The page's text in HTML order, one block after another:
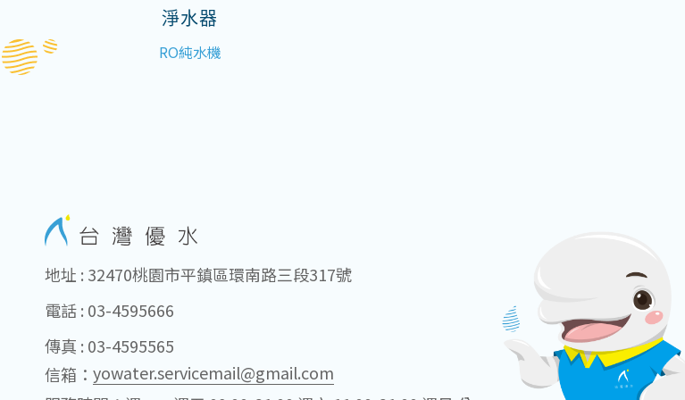
淨水器
RO純水機
地址 : 32470桃園市平鎮區環南路三段317號
電話 : 03-4595666
傳真 : 03-4595565
信箱： yowater.servicemail@gmail.com